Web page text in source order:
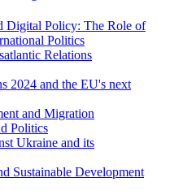
Digital Policy: The Role of
Politics
Relations
2024 and the EU's next
and Migration
Politics
Ukraine and its
Sustainable Development